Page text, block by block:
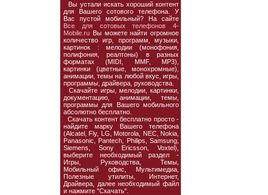
Вы устали искать хороший контент
для Вашего сотового телефона. У
Вас пустой мобильный? На сайте
Все для сотовых телефонов 4-
Mobile.ru Вы можете найти огромное
количество игр, программ, музыки,
картинок : мелодии (монофония,
полифония, реалтоны) в разных
форматах (MIDI, MMF, MP3),
картинки (цветные, монохромные),
анимации, темы на любой вкус, игры,
программы, драйвера, руководства.
Скачайте игры, мелодии, картинки,
документацию, анимации, темы,
программы для Вашего мобильного
абсолютно бесплатно.
Скачать контент бесплатно просто -
найдите марку Вашего телефона
(Alcatel, Fly, LG, Motorola, NEC, Nokia,
Panasonic, Pantech, Philips, Samsung,
Siemens, Sony Ericsson, Voxtel),
выберите необходимый раздел -
Игры, Руководства, Темы,
Мобильный офис, Мультимедиа,
Полезные утилиты, Интернет,
Драйвера, далее необходимый файл
и нажмите "Скачать".